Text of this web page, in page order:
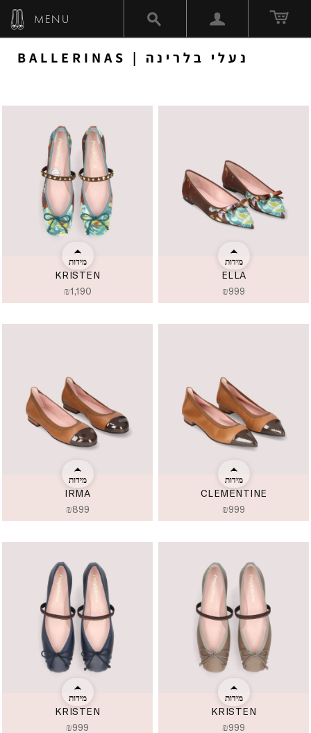
MENU
BALLERINAS | נעלי בלרינה
KRISTEN
₪1,190
מידות
ELLA
₪999
מידות
IRMA
₪899
מידות
CLEMENTINE
₪999
מידות
KRISTEN
₪999
מידות
KRISTEN
₪999
מידות